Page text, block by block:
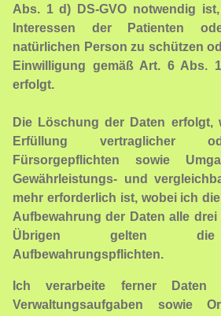
Abs. 1 d) DS-GVO notwendig
Interessen der Patienten
natürlichen Person zu schützen
Einwilligung gemäß Art. 6 Abs.
erfolgt.
Die Löschung der Daten erfolgt,
Erfüllung vertraglicher
Fürsorgepflichten sowie
Gewährleistungs- und
mehr erforderlich ist, wobei ich
Aufbewahrung der Daten alle
Übrigen gelten die
Aufbewahrungspflichten.
Ich verarbeite ferner
Verwaltungsaufgaben sowie